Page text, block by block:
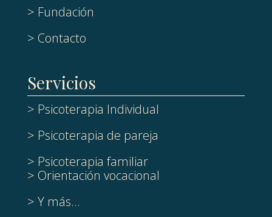
> Fundación
> Contacto
Servicios
> Psicoterapia Individual
> Psicoterapia de pareja
> Psicoterapia familiar
> Orientación vocacional
> Y más...